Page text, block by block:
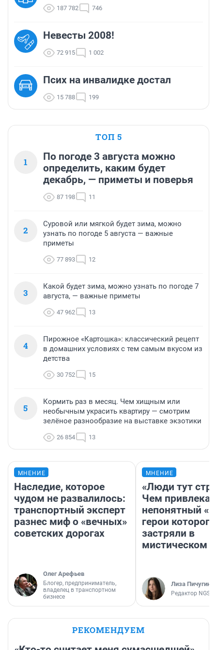
187 782 746
Невесты 2008!
72 915 1 002
Псих на инвалидке достал
15 788 199
ТОП 5
1
По погоде 3 августа можно
определить, каким будет
декабрь, — приметы и поверья
87 198 11
2
Суровой или мягкой будет зима, можно
узнать по погоде 5 августа — важные
приметы
77 893 12
3
Какой будет зима, можно узнать по погоде 7
августа, — важные приметы
47 962 13
4
Пирожное «Картошка»: классический рецепт
в домашних условиях с тем самым вкусом из
детства
30 752 15
5
Кормить раз в месяц. Чем хищным или
необычным украсить квартиру — смотрим
зелёное разнообразие на выставке экзотики
26 854 13
МНЕНИЕ
Наследие, которое
чудом не развалилось:
транспортный эксперт
разнес миф о «вечных»
советских дорогах
Олег Арефьев
Блогер, предприниматель,
владелец в транспортном
бизнесе
МНЕНИЕ
«Люди тут
Чем
непонятный
герои которого
застряли в
мистическом
Лиза Пичугина
Редактор
РЕКОМЕНДУЕМ